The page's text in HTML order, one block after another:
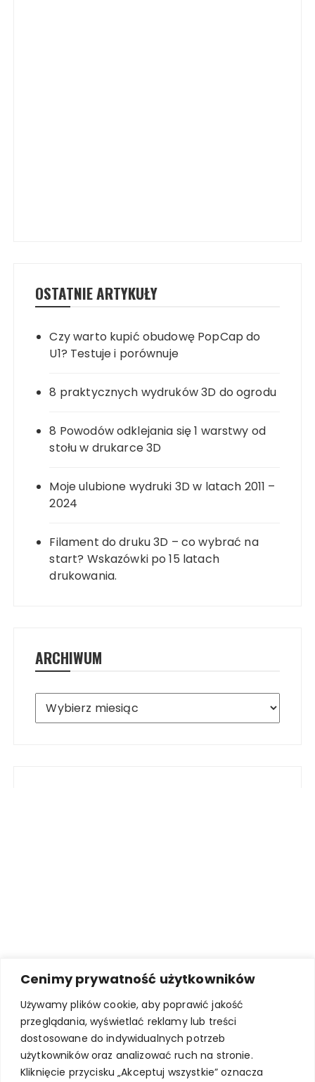
Cenimy prywatność użytkowników
Używamy plików cookie, aby poprawić jakość
przeglądania, wyświetlać reklamy lub treści
dostosowane do indywidualnych potrzeb
użytkowników oraz analizować ruch na stronie.
Kliknięcie przycisku „Akceptuj wszystkie” oznacza
OSTATNIE ARTYKUŁY
Czy warto kupić obudowę PopCap do
U1? Testuje i porównuje
8 praktycznych wydruków 3D do ogrodu
8 Powodów odklejania się 1 warstwy od
stołu w drukarce 3D
Moje ulubione wydruki 3D w latach 2011 –
2024
Filament do druku 3D – co wybrać na
start? Wskazówki po 15 latach
drukowania.
ARCHIWUM
Archiwum